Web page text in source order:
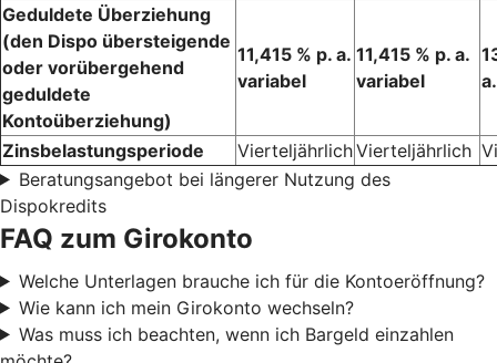
Geduldete Überziehung
(den Dispo übersteigende
oder vorübergehend
geduldete
Kontoüberziehung)
11,415 % p. a.
variabel
11,415 % p. a.
variabel
Zinsbelastungsperiode VierteljährlichVierteljährlich
Beratungsangebot bei längerer Nutzung des
Dispokredits
FAQ zum Girokonto
Welche Unterlagen brauche ich für die Kontoeröffnung?
Wie kann ich mein Girokonto wechseln?
Was muss ich beachten, wenn ich Bargeld einzahlen